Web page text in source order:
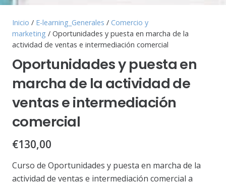
Inicio / E-learning_Generales / Comercio y
marketing / Oportunidades y puesta en marcha de la
actividad de ventas e intermediación comercial
Oportunidades y puesta en
marcha de la actividad de
ventas e intermediación
comercial
€130,00
Curso de Oportunidades y puesta en marcha de la
actividad de ventas e intermediación comercial a